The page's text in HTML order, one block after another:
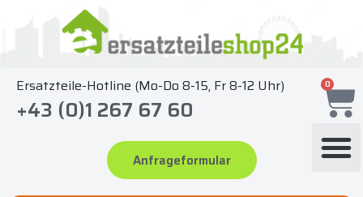
springen
Ersatzteile-Hotline (Mo-Do 8-15, Fr 8-12 Uhr)
+43 (0)1 267 67 60
Anfrageformular
0